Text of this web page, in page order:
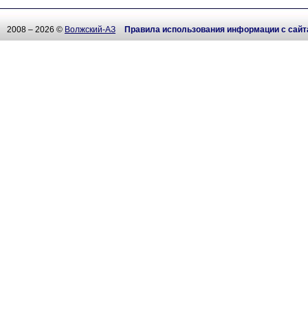
2008 – 2026 © Волжский-АЗ Правила использования информации с